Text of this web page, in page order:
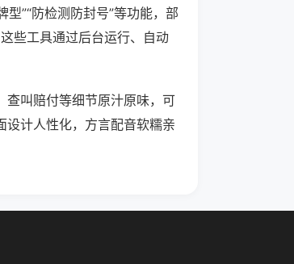
”“防检测防封号”等功能，部
些工具通过后台运行、自动
查叫赔付等细节原汁原味，可
设计人性化，方言配音软糯亲